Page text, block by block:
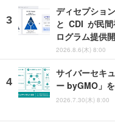
ディセプショ
と CDI が民
ログラム提供
2026.8.6(木) 8:00
サイバーセキ
ー byGMO」
2026.7.30(木) 8:00